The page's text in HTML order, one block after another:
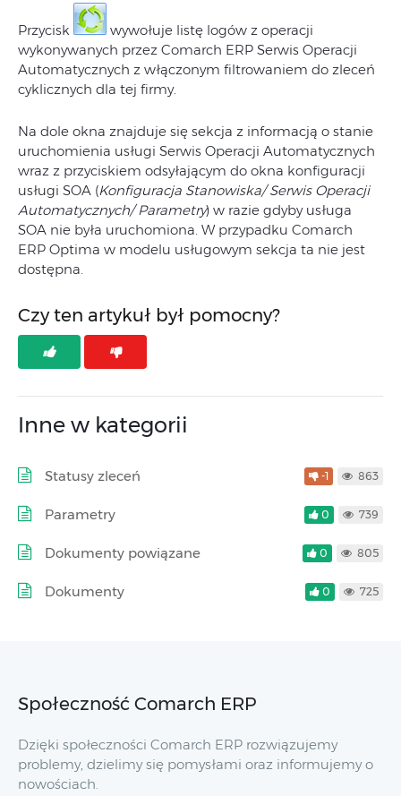
Przycisk
wywołuje listę logów z operacji
wykonywanych przez Comarch ERP Serwis Operacji
Automatycznych z włączonym filtrowaniem do zleceń
cyklicznych dla tej firmy.
Na dole okna znajduje się sekcja z informacją o stanie
uruchomienia usługi Serwis Operacji Automatycznych
wraz z przyciskiem odsyłającym do okna konfiguracji
usługi SOA (Konfiguracja Stanowiska/ Serwis Operacji
Automatycznych/ Parametry) w razie gdyby usługa
SOA nie była uruchomiona. W przypadku Comarch
ERP Optima w modelu usługowym sekcja ta nie jest
dostępna.
Czy ten artykuł był pomocny?
Inne w kategorii
Statusy zleceń -1 863
Parametry 0 739
Dokumenty powiązane 0 805
Dokumenty 0 725
Społeczność Comarch ERP
Dzięki społeczności Comarch ERP rozwiązujemy
problemy, dzielimy się pomysłami oraz informujemy o
nowościach.